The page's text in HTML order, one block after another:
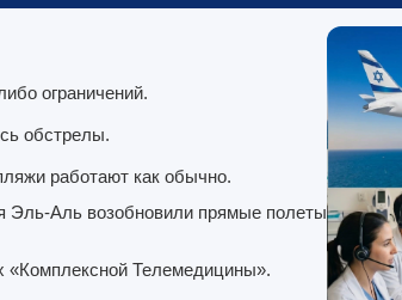
ограничений.
обстрелы.
работают как обычно.
Эль-Аль возобновили прямые полеты
«Комплексной Телемедицины».